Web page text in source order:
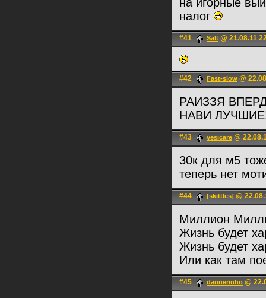
налог
#41 Salt @ 21.08.11
#42 Fast-slow @
РАИЗЗЯ
НАВИ
#43 vesicare @
30к для м5
теперь нет
#44 [skittles] @
Миллион
Жизнь будет
Жизнь будет
Или как там
#45 dannerinho @